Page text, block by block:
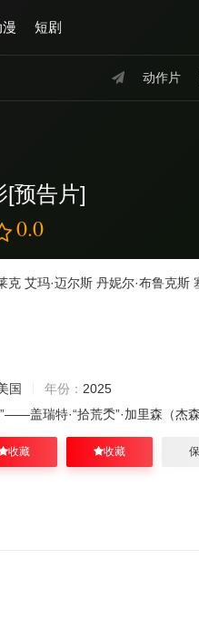
短剧
动作片
[预告片]
0.0
克 艾玛·迈尔斯 丹妮尔·布鲁克斯
国 年份： 2025
盖瑞特·“拾荒秂”·加里森（杰
收藏 收藏